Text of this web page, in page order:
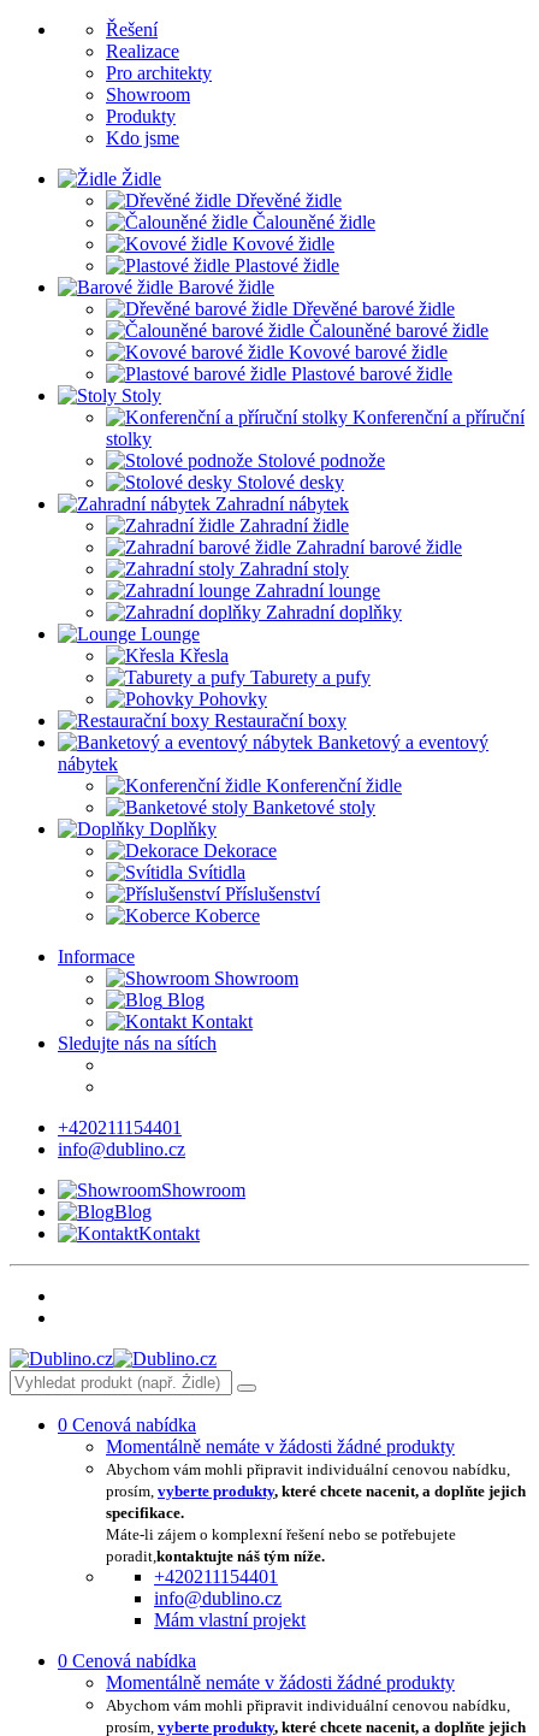
Řešení
Realizace
Pro architekty
Showroom
Produkty
Kdo jsme
Židle
Dřevěné židle
Čalouněné židle
Kovové židle
Plastové židle
Barové židle
Dřevěné barové židle
Čalouněné barové židle
Kovové barové židle
Plastové barové židle
Stoly
Konferenční a příruční
stolky
Stolové podnože
Stolové desky
Zahradní nábytek
Zahradní židle
Zahradní barové židle
Zahradní stoly
Zahradní lounge
Zahradní doplňky
Lounge
Křesla
Taburety a pufy
Pohovky
Restaurační boxy
Banketový a eventový
nábytek
Konferenční židle
Banketové stoly
Doplňky
Dekorace
Svítidla
Příslušenství
Koberce
Informace
Showroom
Blog
Kontakt
Sledujte nás na sítích
+420211154401
info@dublino.cz
Showroom
Blog
Kontakt
0 Cenová nabídka
Momentálně nemáte v žádosti žádné produkty
Abychom vám mohli připravit individuální cenovou nabídku,
prosím, vyberte produkty, které chcete nacenit, a doplňte jejich
specifikace.
Máte-li zájem o komplexní řešení nebo se potřebujete
poradit,kontaktujte náš tým níže.
+420211154401
info@dublino.cz
Mám vlastní projekt
0 Cenová nabídka
Momentálně nemáte v žádosti žádné produkty
Abychom vám mohli připravit individuální cenovou nabídku,
prosím, vyberte produkty, které chcete nacenit, a doplňte jejich